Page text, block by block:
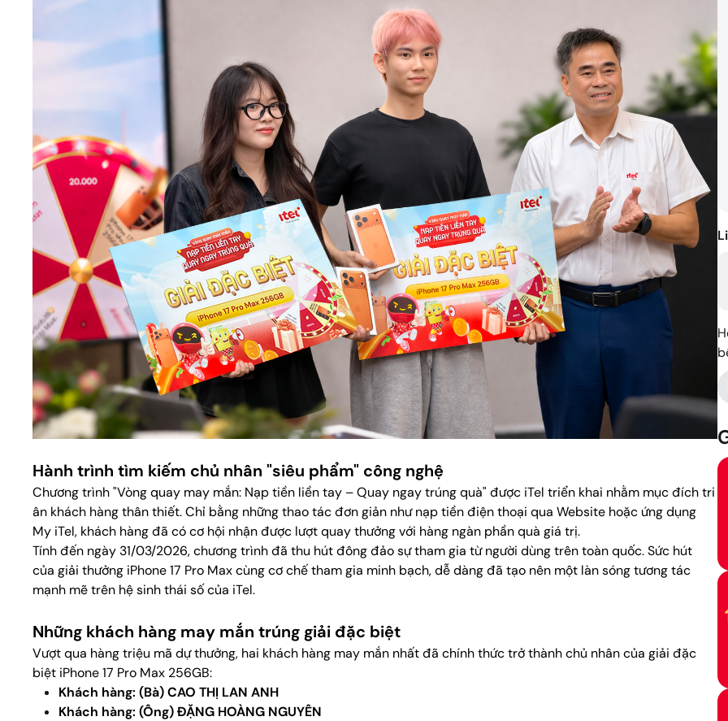
Hành trình tìm kiếm chủ nhân "siêu phẩm" công nghệ
Chương trình "Vòng quay may mắn: Nạp tiền liền tay – Quay ngay trúng quà" được iTel triển khai nhằm mục đích tri
ân khách hàng thân thiết. Chỉ bằng những thao tác đơn giản như nạp tiền điện thoại qua Website hoặc ứng dụng
My iTel, khách hàng đã có cơ hội nhận được lượt quay thưởng với hàng ngàn phần quà giá trị.
Tính đến ngày 31/03/2026, chương trình đã thu hút đông đảo sự tham gia từ người dùng trên toàn quốc. Sức hút
của giải thưởng iPhone 17 Pro Max cùng cơ chế tham gia minh bạch, dễ dàng đã tạo nên một làn sóng tương tác
mạnh mẽ trên hệ sinh thái số của iTel.
Những khách hàng may mắn trúng giải đặc biệt
Vượt qua hàng triệu mã dự thưởng, hai khách hàng may mắn nhất đã chính thức trở thành chủ nhân của giải đặc
biệt iPhone 17 Pro Max 256GB:
Khách hàng: (Bà) CAO THỊ LAN ANH
Khách hàng: (Ông) ĐẶNG HOÀNG NGUYÊN